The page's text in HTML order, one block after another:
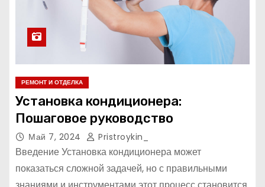
РЕМОНТ И ОТДЕЛКА
Установка кондиционера:
Пошаговое руководство
Май 7, 2024 Pristroykin_
Введение Установка кондиционера может
показаться сложной задачей, но с правильными